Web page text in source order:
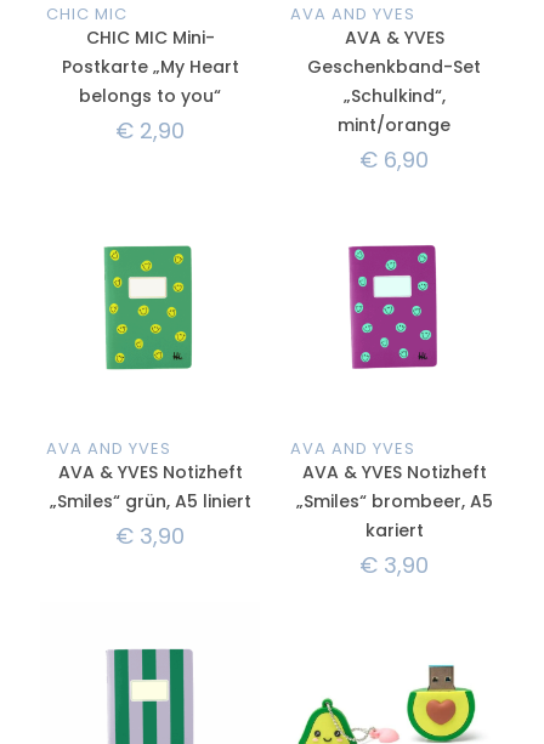
CHIC MIC
CHIC MIC Mini-
Postkarte „My Heart
belongs to you“
€ 2,90
AVA AND YVES
AVA & YVES
Geschenkband-Set
„Schulkind“,
mint/orange
€ 6,90
AVA AND YVES
AVA & YVES Notizheft
„Smiles“ grün, A5 liniert
€ 3,90
AVA AND YVES
AVA & YVES Notizheft
„Smiles“ brombeer, A5
kariert
€ 3,90